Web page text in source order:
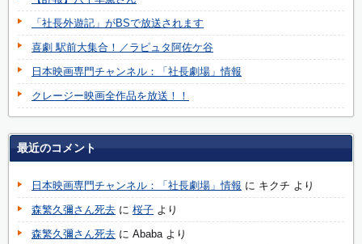
「社長外遊記」がBSで放送されます
喜劇 駅前大集合！／ラピュタ阿佐ケ谷
日本映画専門チャンネル：「社長劇場」情報
クレージー映画全作品を放送！！
最近のコメント
日本映画専門チャンネル：「社長劇場」情報 に キクチ より
森繁久彌さん死去 に 桜子 より
森繁久彌さん死去 に Ababaより